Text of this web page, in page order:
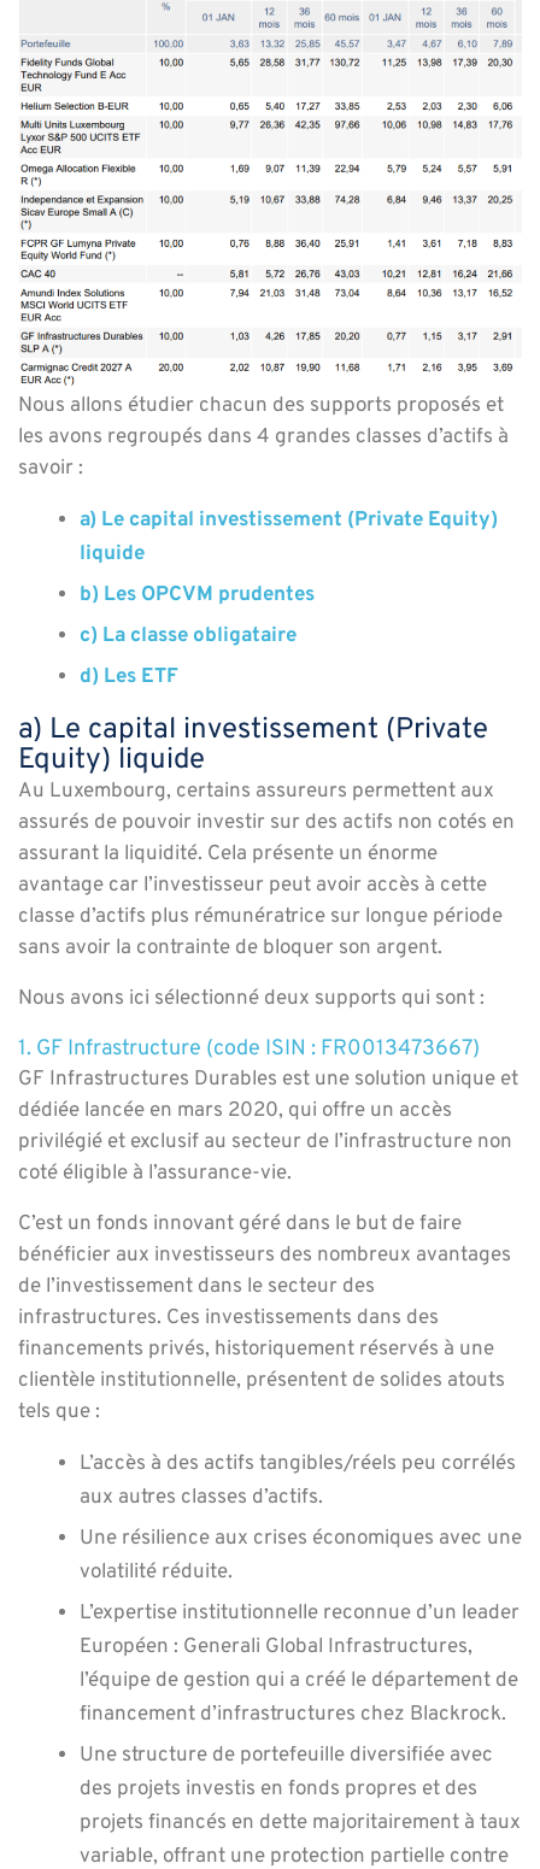
Nous allons étudier chacun des supports proposés et
les avons regroupés dans 4 grandes classes d’actifs à
savoir :
a) Le capital investissement (Private Equity)
liquide
b) Les OPCVM prudentes
c) La classe obligataire
d) Les ETF
a) Le capital investissement (Private
Equity) liquide
Au Luxembourg, certains assureurs permettent aux
assurés de pouvoir investir sur des actifs non cotés en
assurant la liquidité. Cela présente un énorme
avantage car l’investisseur peut avoir accès à cette
classe d’actifs plus rémunératrice sur longue période
sans avoir la contrainte de bloquer son argent.
Nous avons ici sélectionné deux supports qui sont :
1. GF Infrastructure (code ISIN : FR0013473667)
GF Infrastructures Durables est une solution unique et
dédiée lancée en mars 2020, qui offre un accès
privilégié et exclusif au secteur de l’infrastructure non
coté éligible à l’assurance-vie.
C’est un fonds innovant géré dans le but de faire
bénéficier aux investisseurs des nombreux avantages
de l’investissement dans le secteur des
infrastructures. Ces investissements dans des
financements privés, historiquement réservés à une
clientèle institutionnelle, présentent de solides atouts
tels que :
L’accès à des actifs tangibles/réels peu corrélés
aux autres classes d’actifs.
Une résilience aux crises économiques avec une
volatilité réduite.
L’expertise institutionnelle reconnue d’un leader
Européen : Generali Global Infrastructures,
l’équipe de gestion qui a créé le département de
financement d’infrastructures chez Blackrock.
Une structure de portefeuille diversifiée avec
des projets investis en fonds propres et des
projets financés en dette majoritairement à taux
variable, offrant une protection partielle contre